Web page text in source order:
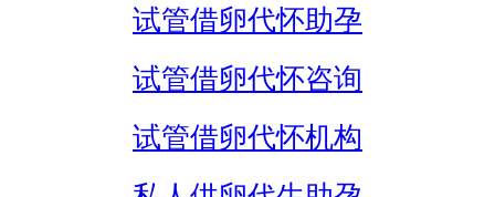
试管借卵代怀助孕
试管借卵代怀咨询
试管借卵代怀机构